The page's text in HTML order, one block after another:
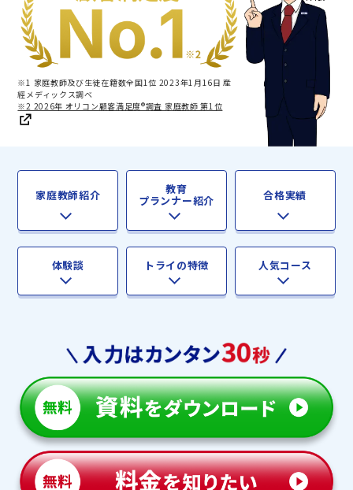
※1 家庭教師及び生徒在籍数全国1位 2023年1月16日 産
經メディックス調べ
※2 2026年 オリコン顧客満足度®調査 家庭教師 第1位
家庭教師紹介 教育
プランナー紹介 合格実績
体験談 トライの特徴 人気コース